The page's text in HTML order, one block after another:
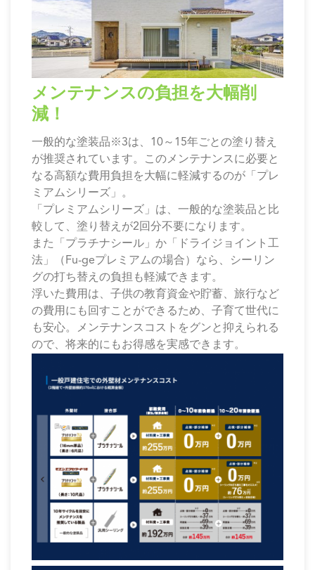
メンテナンスの負担を大幅削
減！
一般的な塗装品※3は、10～15年ごとの塗り替え
が推奨されています。このメンテナンスに必要と
なる高額な費用負担を大幅に軽減するのが「プレ
ミアムシリーズ」。
「プレミアムシリーズ」は、一般的な塗装品と比
較して、塗り替えが2回分不要になります。
また「プラチナシール」か「ドライジョイント工
法」（Fu-geプレミアムの場合）なら、シーリン
グの打ち替えの負担も軽減できます。
浮いた費用は、子供の教育資金や貯蓄、旅行など
の費用にも回すことができるため、子育て世代に
も安心。メンテナンスコストをグンと抑えられる
ので、将来的にもお得感を実感できます。